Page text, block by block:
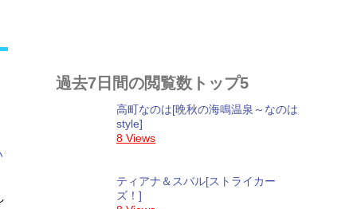
過去7日間の閲覧数トップ5
高町なのは[晩秋の海鳴温泉～なのは
style]
8 Views
ティアナ＆スバル[ストライカー
ズ！]